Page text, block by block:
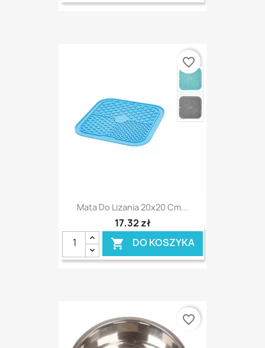
Mata Do Lizania 20x20 Cm...
17,32 zł
 DO KOSZYKA
favorite_border
favorite_border